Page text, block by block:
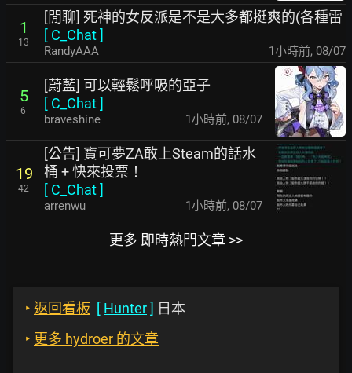
1
13
[閒聊] 死神的女反派是不是大多都挺爽的(各種雷
[ C_Chat]
RandyAAA 1小時前, 08/07
5
6
[蔚藍] 可以輕鬆呼吸的亞子
[ C_Chat]
braveshine 1小時前, 08/07
19
42
[公告] 寶可夢ZA敢上Steam的話水
桶 + 快來投票！
[ C_Chat]
arrenwu 1小時前, 08/07
更多 即時熱門文章 >>
‣ 返回看板 [ Hunter] 日本
‣ 更多 hydroer 的文章